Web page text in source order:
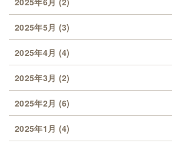
2025年5月 (3)
2025年4月 (4)
2025年3月 (2)
2025年2月 (6)
2025年1月 (4)